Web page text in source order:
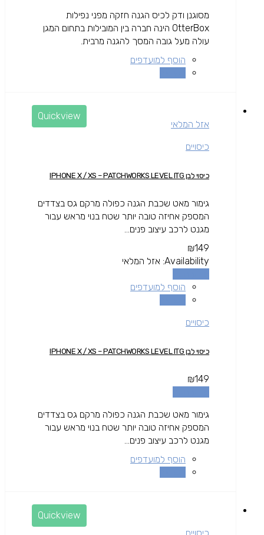
מסוגנן ודק לכיס הגנה חזקה מפני נפילות
OtterBox הינה חברה בין המובילות בתחום המגן
עולה מעל גובה המסך להגנה מרבית.
הוסף למועדפים
Quickview
אזל המלאי
כיסויים
כיסוי לבן IPHONE X / XS – PATCHWORKS LEVEL ITG
גימור מאט שכבת הגנה כפולה מרקם גס בצדדים
המספק אחיזה טובה יותר שטח בנוי מראש עבור
מגנט לרכב עיצוב פנים...
₪149
Availability: אזל המלאי
הוסף למועדפים
כיסויים
כיסוי לבן IPHONE X / XS – PATCHWORKS LEVEL ITG
₪149
גימור מאט שכבת הגנה כפולה מרקם גס בצדדים
המספק אחיזה טובה יותר שטח בנוי מראש עבור
מגנט לרכב עיצוב פנים...
הוסף למועדפים
Quickview